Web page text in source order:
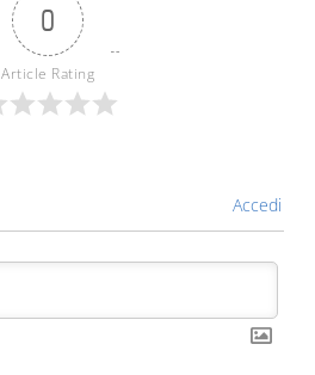
0
Article Rating
Accedi